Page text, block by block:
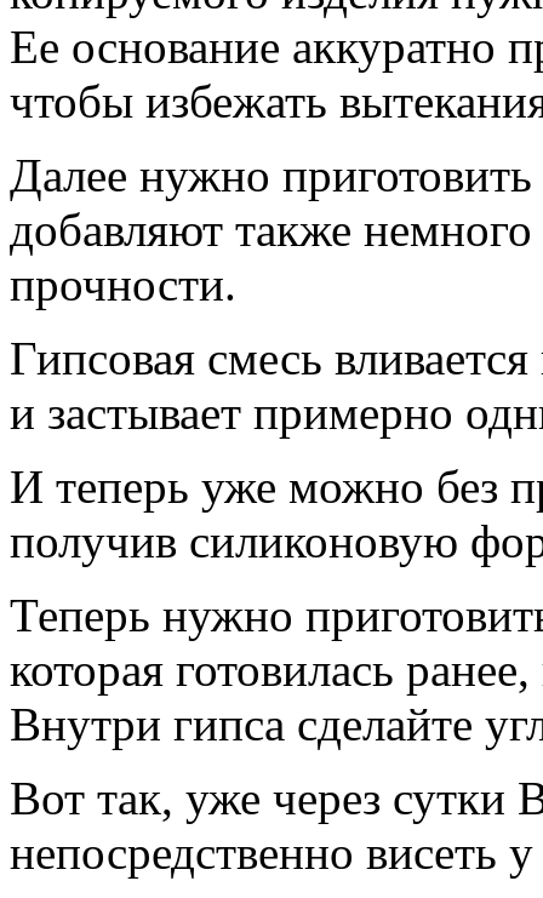
Ее основание аккуратно
чтобы избежать
Далее нужно
добавляют также
прочности.
Гипсовая смесь
и застывает примерно
И теперь уже можно без
получив силиконовую
Теперь нужно
которая готовилась
Внутри гипса сделайте
Вот так, уже через сутки
непосредственно висеть